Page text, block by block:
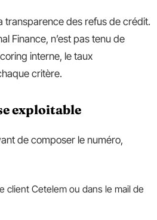
transparence des refus de crédit.
Finance, n’est pas tenu de
interne, le taux
critère.
exploitable
de composer le numéro,
client Cetelem ou dans le mail de